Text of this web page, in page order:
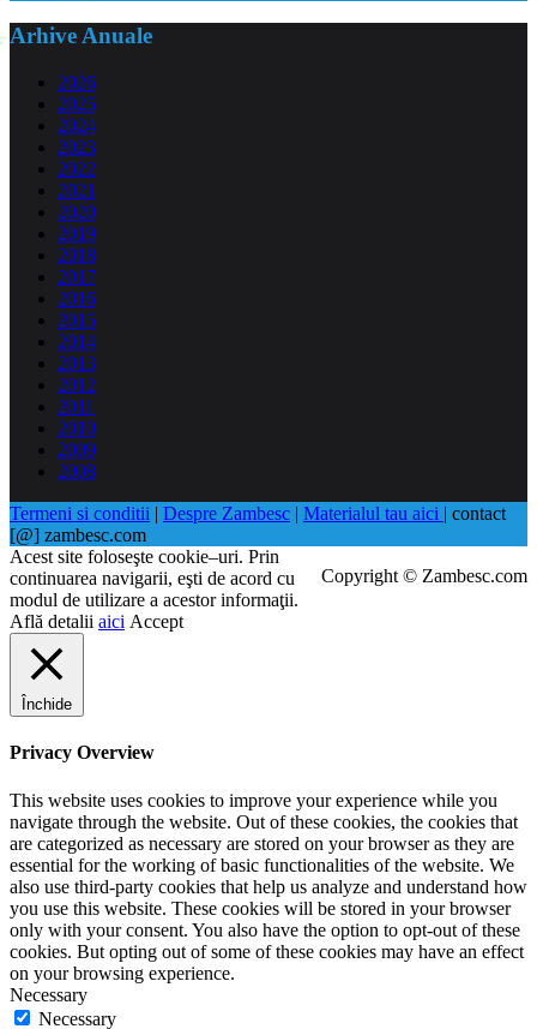
Arhive Anuale
2026
2025
2024
2023
2022
2021
2020
2019
2018
2017
2016
2015
2014
2013
2012
2011
2010
2009
2008
Termeni si conditii | Despre Zambesc | Materialul tau aici | contact
[@] zambesc.com
Copyright © Zambesc.com
Acest site foloseşte cookie–uri. Prin
continuarea navigarii, eşti de acord cu
modul de utilizare a acestor informaţii.
Află detalii aici Accept
Închide
Privacy Overview
This website uses cookies to improve your experience while you
navigate through the website. Out of these cookies, the cookies that
are categorized as necessary are stored on your browser as they are
essential for the working of basic functionalities of the website. We
also use third-party cookies that help us analyze and understand how
you use this website. These cookies will be stored in your browser
only with your consent. You also have the option to opt-out of these
cookies. But opting out of some of these cookies may have an effect
on your browsing experience.
Necessary
Necessary